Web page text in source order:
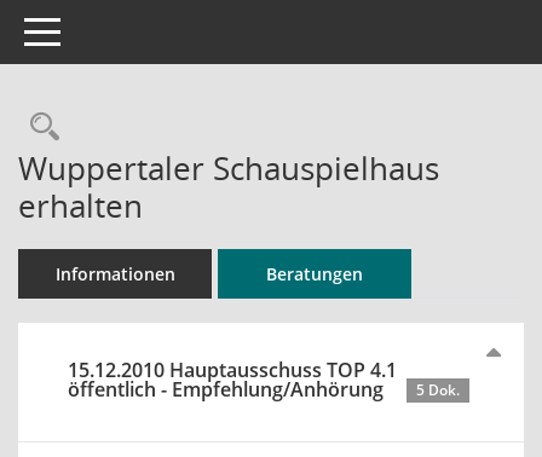
Toggle navigation
Rechercheauswahl
Wuppertaler Schauspielhaus
erhalten
Informationen Beratungen
15.12.2010 Hauptausschuss TOP 4.1
öffentlich - Empfehlung/Anhörung 5 Dok.